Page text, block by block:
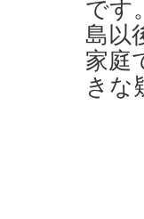
です
島以
家庭
きな